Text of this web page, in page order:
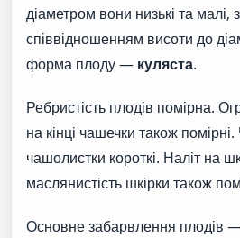
діаметром вони низькі та малі,
співвідношенням висоти до
форма плоду — куляста.
Ребристість плодів помірна.
на кінці чашечки також
чашолистки короткі. Наліт на
маслянистість шкірки також
Основне забарвлення плодів